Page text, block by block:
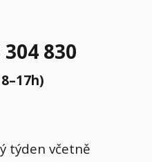
830
týden včetně